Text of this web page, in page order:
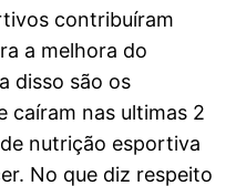
contribuíram
a melhora do
disso são os
caíram nas ultimas 2
nutrição esportiva
No que diz respeito